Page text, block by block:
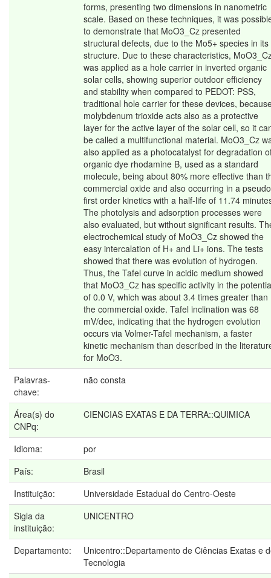
forms, presenting two dimensions in nanometric
scale. Based on these techniques, it was
to demonstrate that MoO3_Cz presented
structural defects, due to the Mo5+ species in its
structure. Due to these characteristics,
was applied as a hole carrier in inverted organic
solar cells, showing superior outdoor efficiency
and stability when compared to PEDOT: PSS,
traditional hole carrier for these devices,
molybdenum trioxide acts also as a protective
layer for the active layer of the solar cell, so it
be called a multifunctional material. MoO3_Cz
also applied as a photocatalyst for degradation
organic dye rhodamine B, used as a standard
molecule, being about 80% more effective than
commercial oxide and also occurring in a pseudo
first order kinetics with a half-life of 11.74
The photolysis and adsorption processes were
also evaluated, but without significant results.
electrochemical study of MoO3_Cz showed the
easy intercalation of H+ and Li+ ions. The tests
showed that there was evolution of hydrogen.
Thus, the Tafel curve in acidic medium showed
that MoO3_Cz has specific activity in the
of 0.0 V, which was about 3.4 times greater than
the commercial oxide. Tafel inclination was 68
mV/dec, indicating that the hydrogen evolution
occurs via Volmer-Tafel mechanism, a faster
kinetic mechanism than described in the
for MoO3.
Palavras-
chave:
não consta
Área(s) do
CNPq:
CIENCIAS EXATAS E DA TERRA::QUIMICA
Idioma:
por
País:
Brasil
Instituição:
Universidade Estadual do Centro-Oeste
Sigla da
instituição:
UNICENTRO
Departamento:
Unicentro::Departamento de Ciências Exatas e
Tecnologia